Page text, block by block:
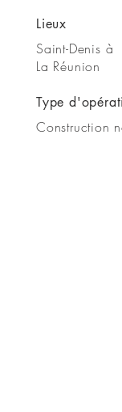
Lieux
Saint-Denis à
La Réunion
Type
Construction